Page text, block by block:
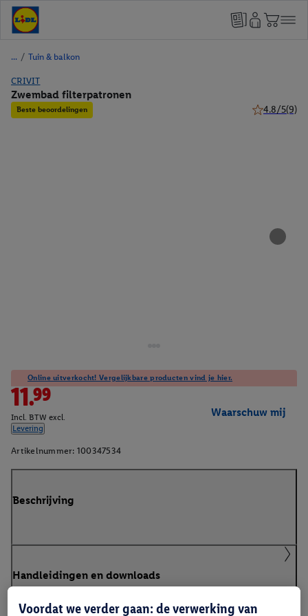
/ Tuin & balkon
CRIVIT
Zwembad filterpatronen
Beste beoordelingen 4.8/5(9)
Online uitverkocht! Vergelijkbare producten vind je hier.
11.99
Incl. BTW excl.
Levering
Waarschuw mij
Artikelnummer: 100347534
Beschrijving
Handleidingen en downloads
Voordat we verder gaan: de verwerking van